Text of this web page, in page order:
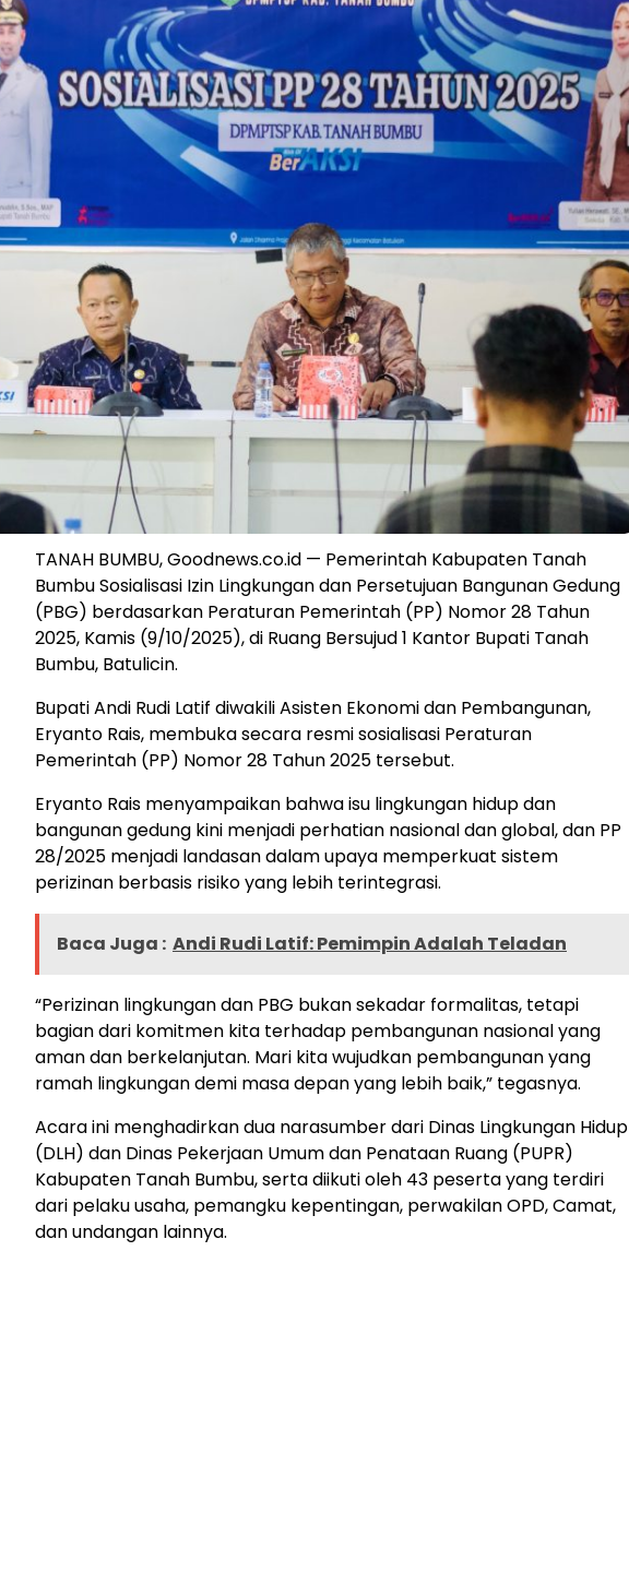
TANAH BUMBU, Goodnews.co.id — Pemerintah Kabupaten Tanah
Bumbu Sosialisasi Izin Lingkungan dan Persetujuan Bangunan Gedung
(PBG) berdasarkan Peraturan Pemerintah (PP) Nomor 28 Tahun
2025, Kamis (9/10/2025), di Ruang Bersujud 1 Kantor Bupati Tanah
Bumbu, Batulicin.
Bupati Andi Rudi Latif diwakili Asisten Ekonomi dan Pembangunan,
Eryanto Rais, membuka secara resmi sosialisasi Peraturan
Pemerintah (PP) Nomor 28 Tahun 2025 tersebut.
Eryanto Rais menyampaikan bahwa isu lingkungan hidup dan
bangunan gedung kini menjadi perhatian nasional dan global, dan PP
28/2025 menjadi landasan dalam upaya memperkuat sistem
perizinan berbasis risiko yang lebih terintegrasi.
Baca Juga : Andi Rudi Latif: Pemimpin Adalah Teladan
“Perizinan lingkungan dan PBG bukan sekadar formalitas, tetapi
bagian dari komitmen kita terhadap pembangunan nasional yang
aman dan berkelanjutan. Mari kita wujudkan pembangunan yang
ramah lingkungan demi masa depan yang lebih baik,” tegasnya.
Acara ini menghadirkan dua narasumber dari Dinas Lingkungan Hidup
(DLH) dan Dinas Pekerjaan Umum dan Penataan Ruang (PUPR)
Kabupaten Tanah Bumbu, serta diikuti oleh 43 peserta yang terdiri
dari pelaku usaha, pemangku kepentingan, perwakilan OPD, Camat,
dan undangan lainnya.